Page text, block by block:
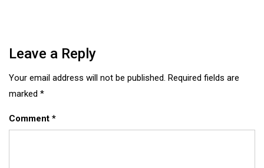
Leave a Reply
Your email address will not be published. Required fields are
marked *
Comment *